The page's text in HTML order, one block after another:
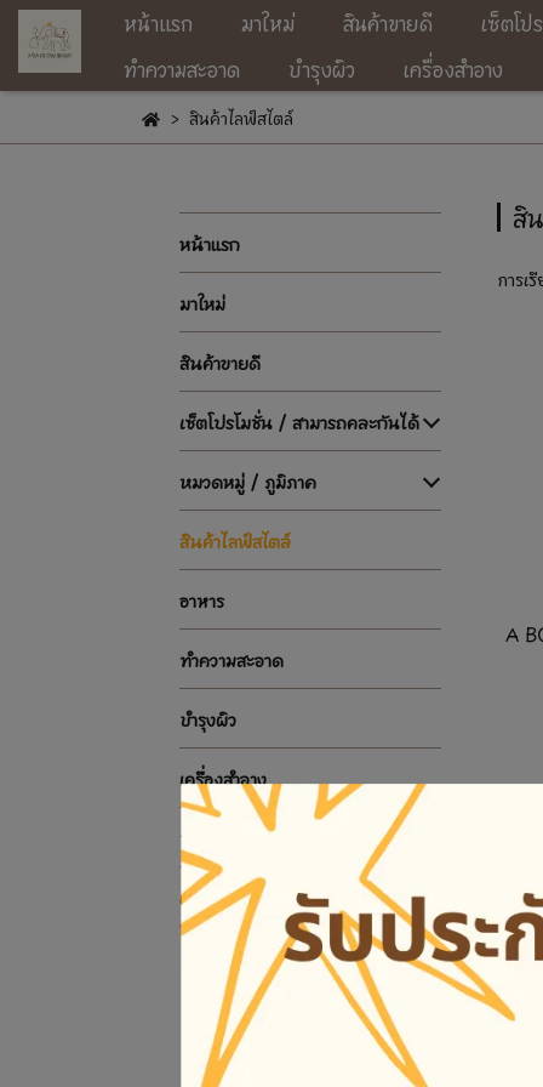
หน้าแรก มาใหม่ สินค้าขายดี
เซ็ตโ
ทำความสะอาด
บำรุงผิว เครื่องสำอาง
สินค้าไลฟ์สไตล์
หน้าแรก
มาใหม่
สินค้าขายดี
เซ็ตโปรโมชั่น / สามารถคละกันได้
หมวดหมู่ / ภูมิภาค
สินค้าไลฟ์สไตล์
อาหาร
ทำความสะอาด
บำรุงผิว
เครื่องสำอาง
หมวดหมู่สินค้า
เกี่ยวกับเรา
สิ
การเ
A